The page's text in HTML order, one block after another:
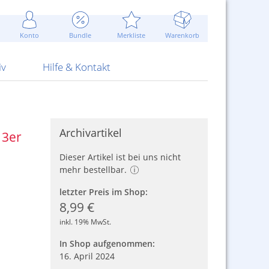
Konto Bundle Merkliste Warenkorb
Attrappen Blitzschnell...
Sommerpreise u.v.m.
ARS Pirotecnia
Hilfe & Kontakt
Kontaktformular
AGB
Archivartikel
Dieser Artikel ist bei uns nicht
mehr bestellbar.
letzter Preis im Shop:
8,99 €
inkl. 19% MwSt.
In Shop aufgenommen:
16. April 2024